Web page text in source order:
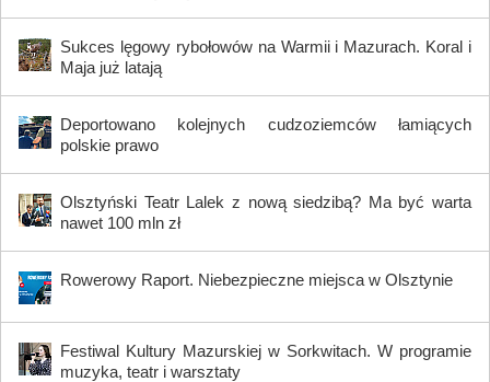
Sukces lęgowy rybołowów na Warmii i Mazurach. Koral i
Maja już latają
Deportowano kolejnych cudzoziemców łamiących
polskie prawo
Olsztyński Teatr Lalek z nową siedzibą? Ma być warta
nawet 100 mln zł
Rowerowy Raport. Niebezpieczne miejsca w Olsztynie
Festiwal Kultury Mazurskiej w Sorkwitach. W programie
muzyka, teatr i warsztaty